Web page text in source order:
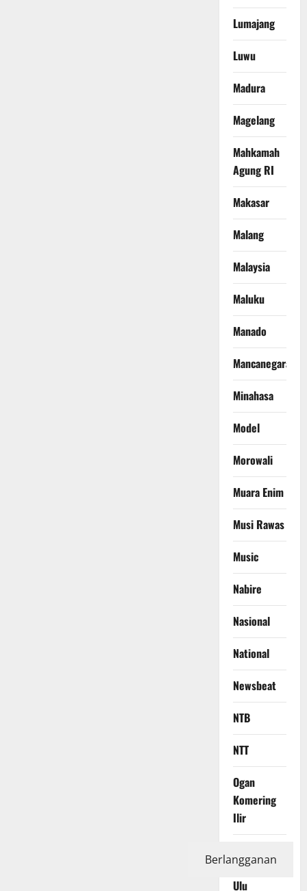
Lumajang
Luwu
Madura
Magelang
Mahkamah
Agung RI
Makasar
Malang
Malaysia
Maluku
Manado
Mancanegara
Minahasa
Model
Morowali
Muara Enim
Musi Rawas
Music
Nabire
Nasional
National
Newsbeat
NTB
NTT
Ogan
Komering
Ilir
Komering
Ulu
Berlangganan